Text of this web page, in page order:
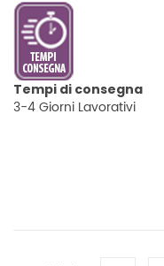
Tempi di consegna
3-4 Giorni Lavorativi